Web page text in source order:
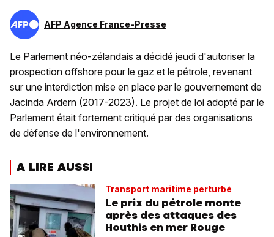
AFP Agence France-Presse
Le Parlement néo-zélandais a décidé jeudi d'autoriser la
prospection offshore pour le gaz et le pétrole, revenant
sur une interdiction mise en place par le gouvernement de
Jacinda Ardern (2017-2023). Le projet de loi adopté par le
Parlement était fortement critiqué par des organisations
de défense de l'environnement.
A LIRE AUSSI
Transport maritime perturbé
Le prix du pétrole monte
après des attaques des
Houthis en mer Rouge